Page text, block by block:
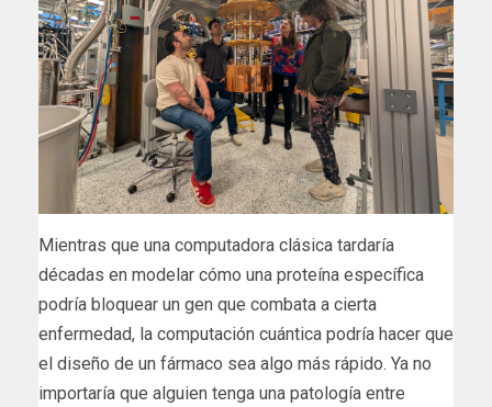
Mientras que una computadora clásica tardaría
décadas en modelar cómo una proteína específica
podría bloquear un gen que combata a cierta
enfermedad, la computación cuántica podría hacer que
el diseño de un fármaco sea algo más rápido. Ya no
importaría que alguien tenga una patología entre